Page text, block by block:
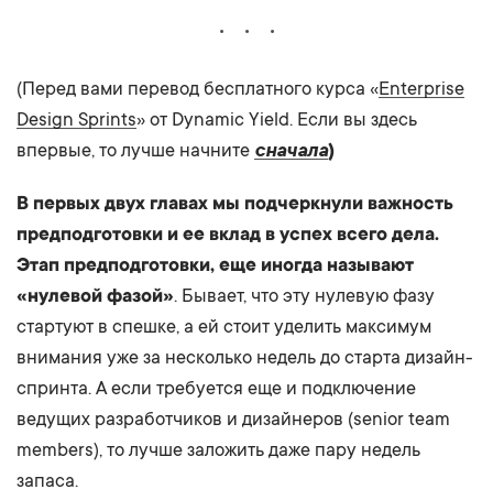
(Перед вами перевод бесплатного курса «Enterprise
Design Sprints» от Dynamic Yield. Если вы здесь
впервые, то лучше начните сначала)
В первых двух главах мы подчеркнули важность
предподготовки и ее вклад в успех всего дела.
Этап предподготовки, еще иногда называют
«нулевой фазой». Бывает, что эту нулевую фазу
стартуют в спешке, а ей стоит уделить максимум
внимания уже за несколько недель до старта дизайн-
спринта. А если требуется еще и подключение
ведущих разработчиков и дизайнеров (senior team
members), то лучше заложить даже пару недель
запаса.